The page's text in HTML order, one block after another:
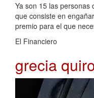
Ya son 15 las
que consiste en
premio para el que
El Financiero
grecia